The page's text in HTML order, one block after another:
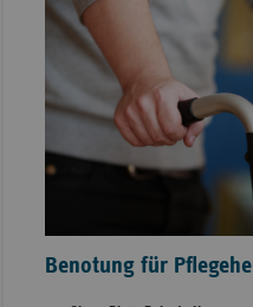
Benotung für